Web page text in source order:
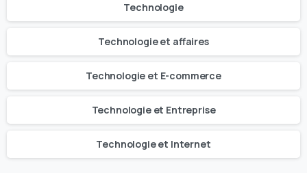
Technologie
Technologie et affaires
Technologie et E-commerce
Technologie et Entreprise
Technologie et Internet